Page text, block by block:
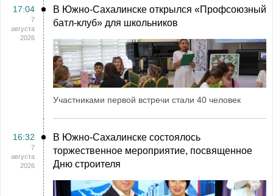
17:04
7
августа
2026
В Южно-Сахалинске открылся «Профсоюзный
батл-клуб» для школьников
Участниками первой встречи стали 40 человек
16:32
7
августа
2026
В Южно-Сахалинске состоялось
торжественное мероприятие, посвященное
Дню строителя